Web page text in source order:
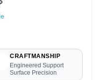
CRAFTMANSHIP
Engineered Support
Surface Precision